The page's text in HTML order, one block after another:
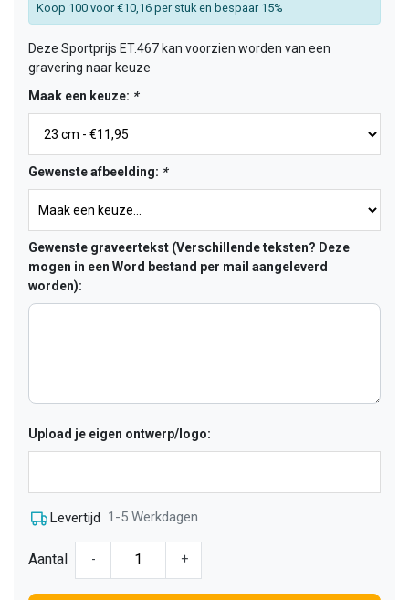
Koop 100 voor €10,16 per stuk en bespaar 15%
Deze Sportprijs ET.467 kan voorzien worden van een
gravering naar keuze
Maak een keuze: *
Gewenste afbeelding: *
Gewenste graveertekst (Verschillende teksten? Deze
mogen in een Word bestand per mail aangeleverd
worden):
Upload je eigen ontwerp/logo:
Levertijd 1-5 Werkdagen
Aantal - +